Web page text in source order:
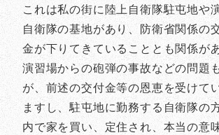
これは私の街に陸上自衛隊駐屯地や
自衛隊の基地があり、防衛省関係の
金が下りてきていることとも関係が
演習場からの砲弾の事故などの問題
が、前述の交付金等の恩恵を受けて
ますし、駐屯地に勤務する自衛隊の
内で家を買い、定住され、本当の意